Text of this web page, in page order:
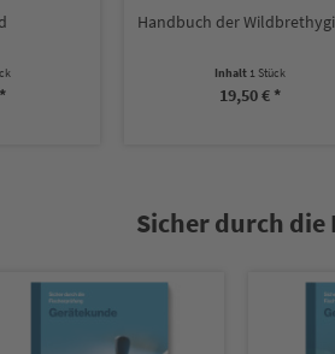
Handbuch der Wildbrethygiene
Sicher durch